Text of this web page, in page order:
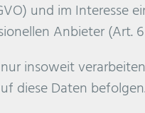
und im Interesse
Anbieter (Art. 6
insoweit
diese Daten